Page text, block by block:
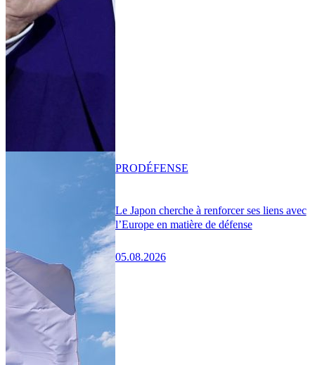
Le Japon cherche à renforcer ses liens avec
l’Europe en matière de défense
05.08.2026
PRODÉFENSE